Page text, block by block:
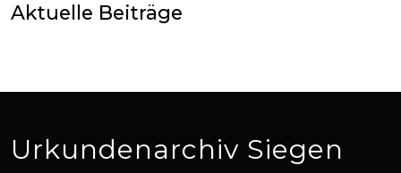
Aktuelle Beiträge
Urkundenarchiv Siegen